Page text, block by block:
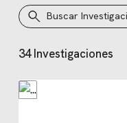
Buscar
34 Investigaciones